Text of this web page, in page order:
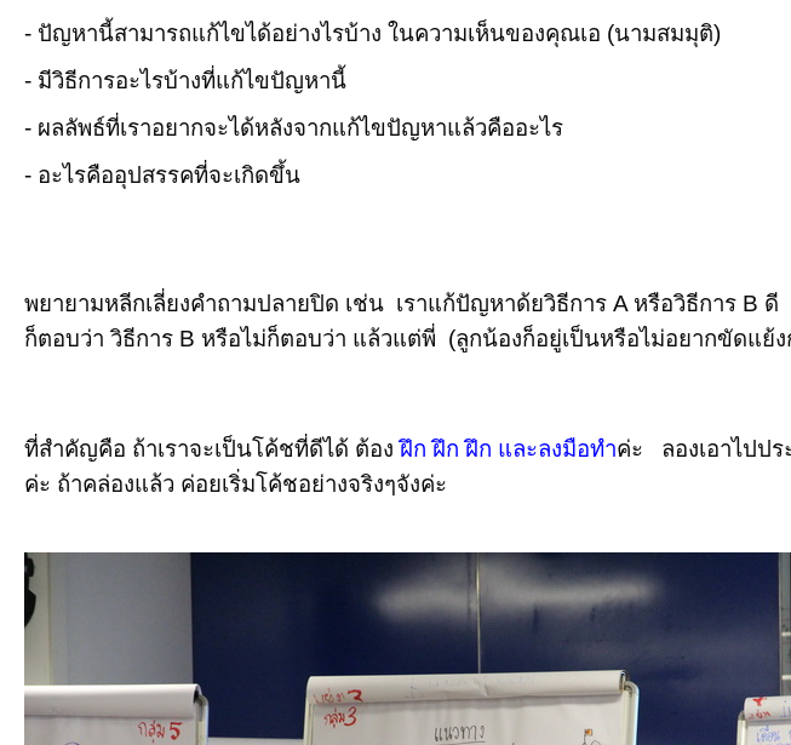
- ปัญหานี้สามารถแก้ไขได้อย่างไรบ้าง ในความเห็นของคุณเอ (นามสมมุติ)
- มีวิธีการอะไรบ้างที่แก้ไขปัญหานี้
- ผลลัพธ์ที่เราอยากจะได้หลังจากแก้ไขปัญหาแล้วคืออะไร
- อะไรคืออุปสรรคที่จะเกิดขึ้น
พยายามหลีกเลี่ยงคำถามปลายปิด เช่น เราแก้ปัญหาด้ยวิธีการ A หรือวิธีการ B ดี
ก็ตอบว่า วิธีการ B หรือไม่ก็ตอบว่า แล้วแต่พี่ (ลูกน้องก็อยู่เป็นหรือไม่อยากขัดแย้
ที่สำคัญคือ ถ้าเราจะเป็นโค้ชที่ดีได้ ต้องฝึก ฝึก ฝึก และลงมือทำค่ะ ลองเอาไปป
ค่ะ ถ้าคล่องแล้ว ค่อยเริ่มโค้ชอย่างจริงๆจังค่ะ